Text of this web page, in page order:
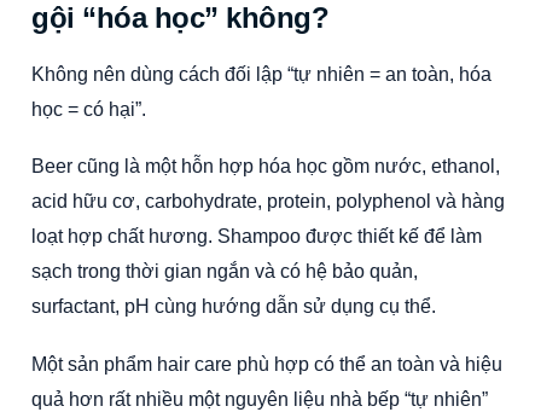
gội “hóa học” không?
Không nên dùng cách đối lập “tự nhiên = an toàn, hóa
học = có hại”.
Beer cũng là một hỗn hợp hóa học gồm nước, ethanol,
acid hữu cơ, carbohydrate, protein, polyphenol và hàng
loạt hợp chất hương. Shampoo được thiết kế để làm
sạch trong thời gian ngắn và có hệ bảo quản,
surfactant, pH cùng hướng dẫn sử dụng cụ thể.
Một sản phẩm hair care phù hợp có thể an toàn và hiệu
quả hơn rất nhiều một nguyên liệu nhà bếp “tự nhiên”